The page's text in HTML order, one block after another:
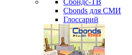
Новости & Research Hub
Новости рынка
Research Hub
Сбондс-ТВ
Cbonds для СМИ
Глоссарий